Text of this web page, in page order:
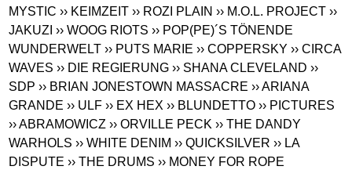
MYSTIC ›› KEIMZEIT ›› ROZI PLAIN ›› M.O.L. PROJECT ››
JAKUZI ›› WOOG RIOTS ›› POP(PE)´S TÖNENDE
WUNDERWELT ›› PUTS MARIE ›› COPPERSKY ›› CIRCA
WAVES ›› DIE REGIERUNG ›› SHANA CLEVELAND ››
SDP ›› BRIAN JONESTOWN MASSACRE ›› ARIANA
GRANDE ›› ULF ›› EX HEX ›› BLUNDETTO ›› PICTURES
›› ABRAMOWICZ ›› ORVILLE PECK ›› THE DANDY
WARHOLS ›› WHITE DENIM ›› QUICKSILVER ›› LA
DISPUTE ›› THE DRUMS ›› MONEY FOR ROPE